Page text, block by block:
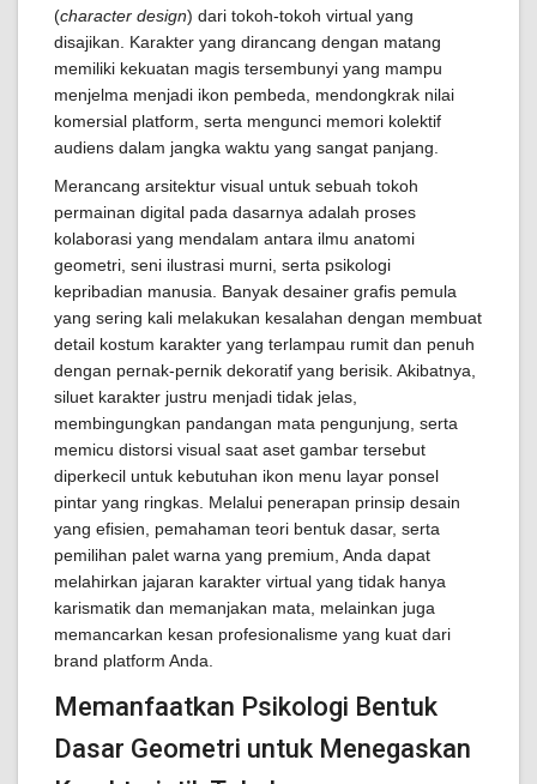
(character design) dari tokoh-tokoh virtual yang
disajikan. Karakter yang dirancang dengan matang
memiliki kekuatan magis tersembunyi yang mampu
menjelma menjadi ikon pembeda, mendongkrak nilai
komersial platform, serta mengunci memori kolektif
audiens dalam jangka waktu yang sangat panjang.
Merancang arsitektur visual untuk sebuah tokoh
permainan digital pada dasarnya adalah proses
kolaborasi yang mendalam antara ilmu anatomi
geometri, seni ilustrasi murni, serta psikologi
kepribadian manusia. Banyak desainer grafis pemula
yang sering kali melakukan kesalahan dengan membuat
detail kostum karakter yang terlampau rumit dan penuh
dengan pernak-pernik dekoratif yang berisik. Akibatnya,
siluet karakter justru menjadi tidak jelas,
membingungkan pandangan mata pengunjung, serta
memicu distorsi visual saat aset gambar tersebut
diperkecil untuk kebutuhan ikon menu layar ponsel
pintar yang ringkas. Melalui penerapan prinsip desain
yang efisien, pemahaman teori bentuk dasar, serta
pemilihan palet warna yang premium, Anda dapat
melahirkan jajaran karakter virtual yang tidak hanya
karismatik dan memanjakan mata, melainkan juga
memancarkan kesan profesionalisme yang kuat dari
brand platform Anda.
Memanfaatkan Psikologi Bentuk
Dasar Geometri untuk Menegaskan